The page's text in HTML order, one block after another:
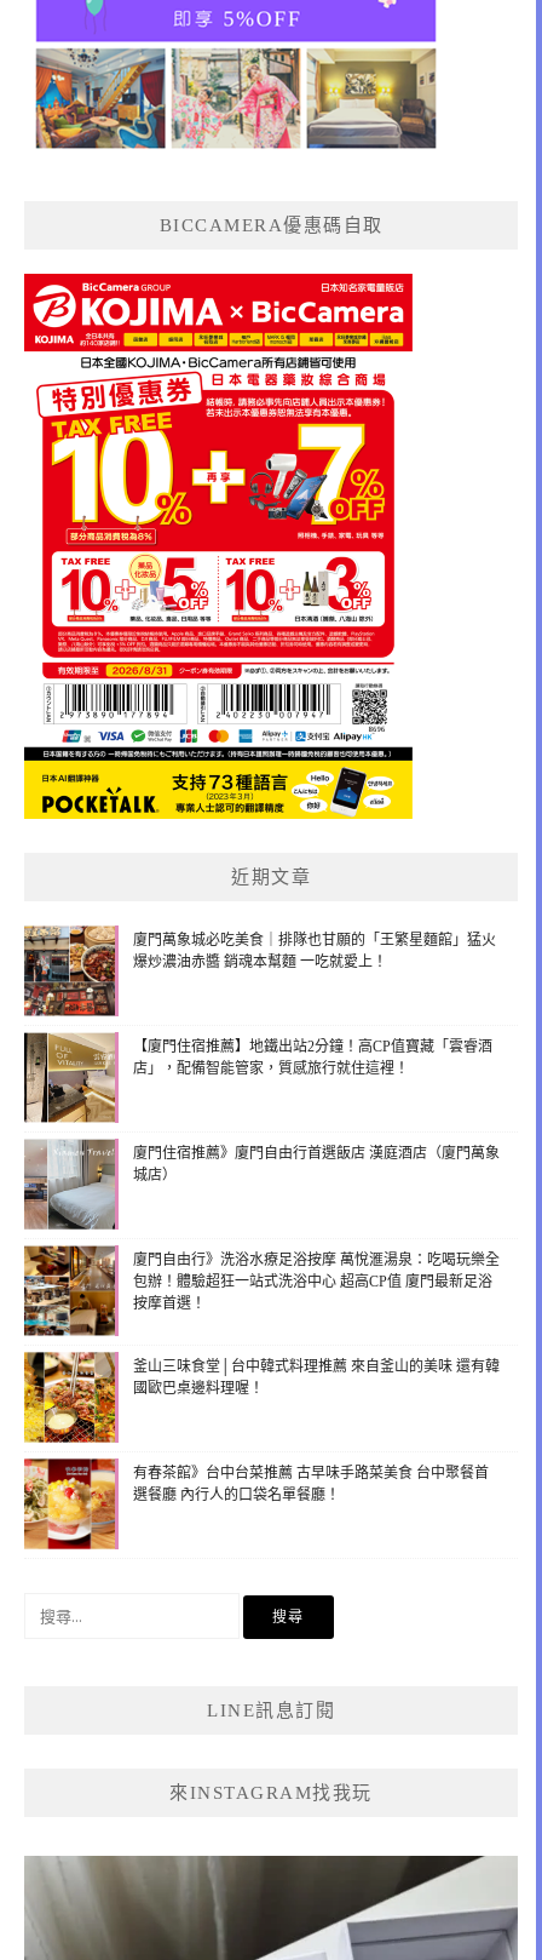
BICCAMERA優惠碼自取
近期文章
廈門萬象城必吃美食｜排隊也甘願的「王繁星麵館」猛火
爆炒濃油赤醬 銷魂本幫麵 一吃就愛上！
【廈門住宿推薦】地鐵出站2分鐘！高CP值寶藏「雲睿酒
店」，配備智能管家，質感旅行就住這裡！
廈門住宿推薦》廈門自由行首選飯店 漢庭酒店（廈門萬象
城店）
廈門自由行》洗浴水療足浴按摩 萬悅滙湯泉：吃喝玩樂全
包辦！體驗超狂一站式洗浴中心 超高CP值 廈門最新足浴
按摩首選！
釜山三味食堂│台中韓式料理推薦 來自釜山的美味 還有韓
國歐巴桌邊料理喔！
有春茶館》台中台菜推薦 古早味手路菜美食 台中聚餐首
選餐廳 內行人的口袋名單餐廳！
LINE訊息訂閱
來INSTAGRAM找我玩